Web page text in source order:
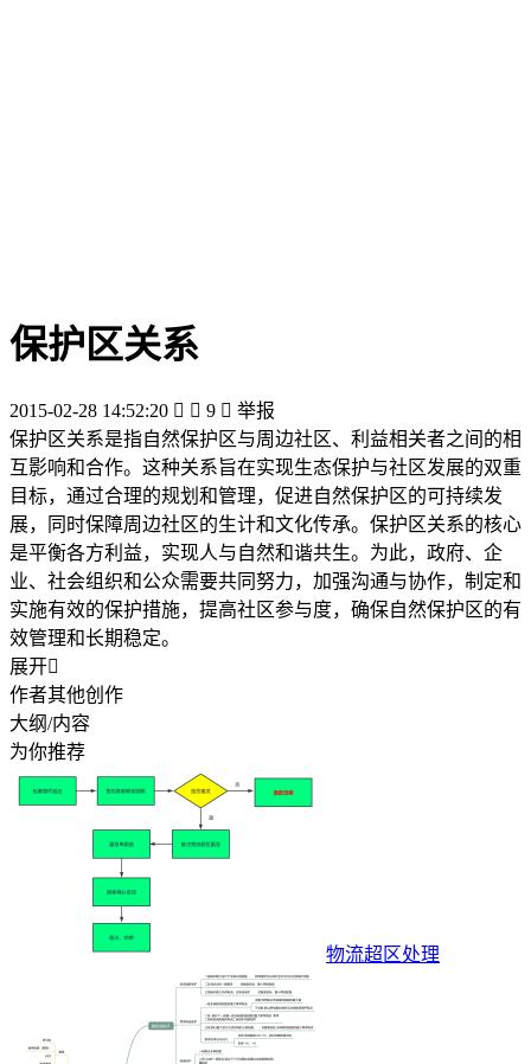
保护区关系
2015-02-28 14:52:20   9  举报
保护区关系是指自然保护区与周边社区、利益相关者之间的相
互影响和合作。这种关系旨在实现生态保护与社区发展的双重
目标，通过合理的规划和管理，促进自然保护区的可持续发
展，同时保障周边社区的生计和文化传承。保护区关系的核心
是平衡各方利益，实现人与自然和谐共生。为此，政府、企
业、社会组织和公众需要共同努力，加强沟通与协作，制定和
实施有效的保护措施，提高社区参与度，确保自然保护区的有
效管理和长期稳定。
展开
作者其他创作
大纲/内容
为你推荐
物流超区处理